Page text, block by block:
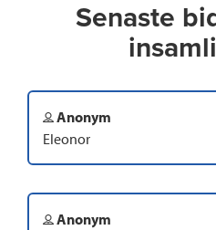
Senaste
Anonym
Eleonor
Anonym